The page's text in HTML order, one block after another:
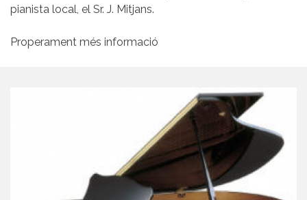
pianista local, el Sr. J. Mitjans.
Properament més informació